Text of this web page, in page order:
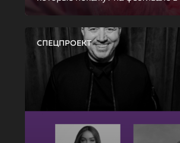
СПЕЦПРОЕКТ